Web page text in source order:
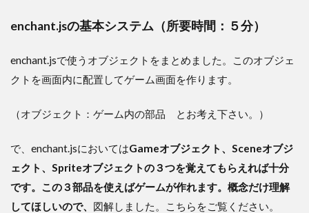
enchant.jsの基本システム（所要時間：５分）
enchant.jsで使うオブジェクトをまとめました。このオブジェ
クトを画面内に配置してゲーム画面を作ります。
（オブジェクト：ゲーム内の部品 とお考え下さい。）
で、enchant.jsにおいてはGameオブジェクト、Sceneオブジ
ェクト、Spriteオブジェクトの３つを覚えてもらえれば十分
です。この３部品を使えばゲームが作れます。概念だけ理解
してほしいので、 図解しました。こちらをご覧ください。